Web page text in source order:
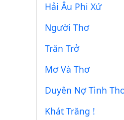
Hải Âu Phi Xứ
Người Thơ
Trăn Trở
Mơ Và Thơ
Duyên Nợ Tình
Khát Trăng !